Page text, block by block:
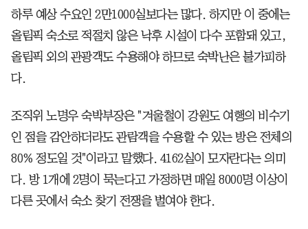
하루 예상 수요인 2만1000실보다는 많다. 하지만 이 중에는
올림픽 숙소로 적절치 않은 낙후 시설이 다수 포함돼 있고,
올림픽 외의 관광객도 수용해야 하므로 숙박난은 불가피하
다.
조직위 노명우 숙박부장은 "겨울철이 강원도 여행의 비수기
인 점을 감안하더라도 관람객을 수용할 수 있는 방은 전체의
80% 정도일 것"이라고 말했다. 4162실이 모자란다는 의미
다. 방 1개에 2명이 묵는다고 가정하면 매일 8000명 이상이
다른 곳에서 숙소 찾기 전쟁을 벌여야 한다.